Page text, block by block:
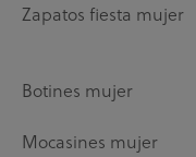
Zapatos fiesta mujer
Botines mujer
Mocasines mujer